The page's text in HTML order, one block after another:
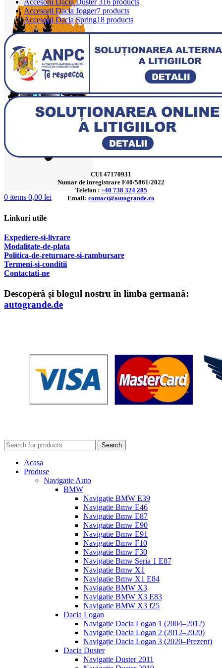
0 items 0,00 lei
Accesorii Dacia Duster 316 products
Accesorii Dacia Jogger7 products
Accesorii Dacia Spring18 products
CUI 47170931
Numar de inregistrare F40/5861/2022
Telefon : +40 738 324 285
Email: contact@autogrande.ro
Linkuri utile
Expediere-si-livrare
Modalitate-de-plata
Politica-de-returnare-si-rambursare
Termeni-si-conditii
Contactati-ne
Descoperă și blogul nostru în limba germană:
autogrande.de
Search
Acasa
Produse
Navigatie Auto
BMW
Navigație BMW E39
Navigatie Bmw E46
Navigatie Bmw E87
Navigatie Bmw E90
Navigatie Bmw E91
Navigatie Bmw F10
Navigatie Bmw F30
Navigatie Bmw Seria 1 E87
Navigatie Bmw X1
Navigatie Bmw X1 E84
Navigatie BMW X3
Navigatie BMW X3 E83
Navigatie BMW X3 f25
Dacia Logan
Navigație Dacia Logan 1 (2004–2012)
Navigație Dacia Logan 2 (2012–2020)
Navigație Dacia Logan 3 (2020–Prezent)
Dacia Duster
Navigatie Duster 2011